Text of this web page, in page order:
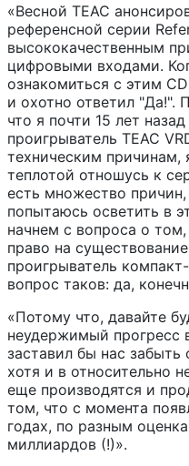
«Весной TEAC
референсной серии
высококачественным
цифровыми входами.
ознакомиться с этим
и охотно ответил "Да!".
что я почти 15 лет
проигрыватель TEAC
техническим
теплотой отношусь к
есть множество
попытаюсь осветить в
начнем с вопроса о
право на
проигрыватель
вопрос таков: да,
«Потому что, давайте
неудержимый прогресс
заставил бы нас
хотя и в относительно
еще производятся и
том, что с момента
годах, по разным
миллиардов (!)».